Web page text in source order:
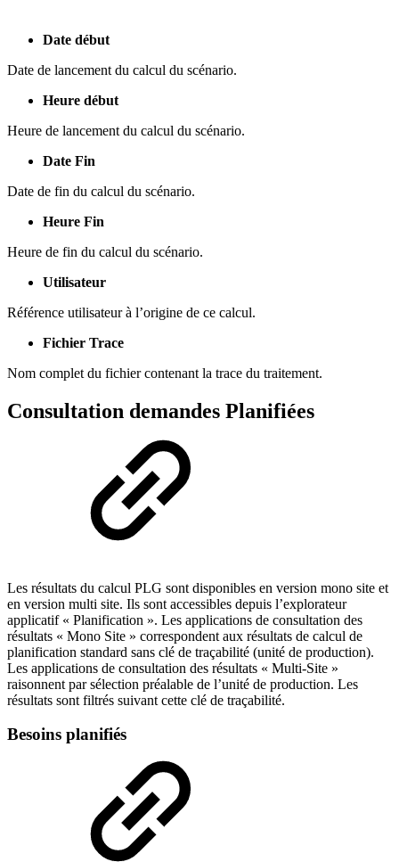
Date début
Date de lancement du calcul du scénario.
Heure début
Heure de lancement du calcul du scénario.
Date Fin
Date de fin du calcul du scénario.
Heure Fin
Heure de fin du calcul du scénario.
Utilisateur
Référence utilisateur à l’origine de ce calcul.
Fichier Trace
Nom complet du fichier contenant la trace du traitement.
Consultation demandes Planifiées
Les résultats du calcul PLG sont disponibles en version mono site et
en version multi site. Ils sont accessibles depuis l’explorateur
applicatif « Planification ». Les applications de consultation des
résultats « Mono Site » correspondent aux résultats de calcul de
planification standard sans clé de traçabilité (unité de production).
Les applications de consultation des résultats « Multi-Site »
raisonnent par sélection préalable de l’unité de production. Les
résultats sont filtrés suivant cette clé de traçabilité.
Besoins planifiés